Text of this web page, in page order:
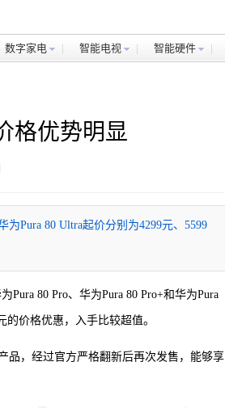
数字家电 智能电视 智能硬件
格优势明显
为Pura 80 Ultra起价分别为4299元、5599
Pura 80 Pro、华为Pura 80 Pro+和华为Pura
的价格优惠，入手比较超值。
品，经过官方严格翻新后再次发售，能够享